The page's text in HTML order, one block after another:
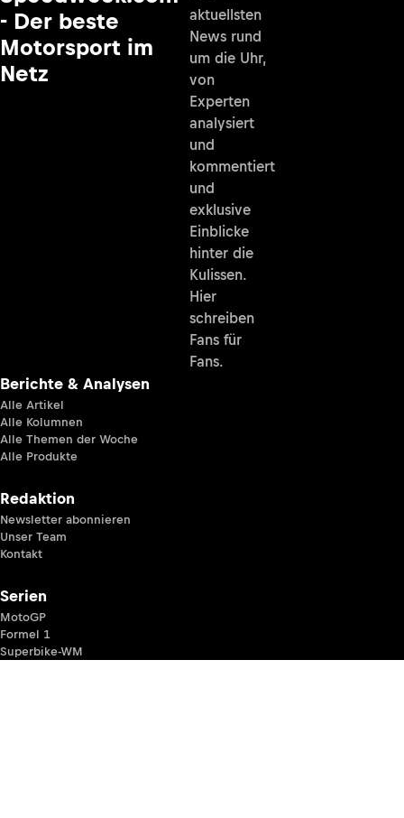
- Der beste
Motorsport im
Netz
aktuellsten
News rund
um die Uhr,
von
Experten
analysiert
und
kommentiert
und
exklusive
Einblicke
hinter die
Kulissen.
Hier
schreiben
Fans für
Fans.
Berichte & Analysen
Alle Artikel
Alle Kolumnen
Alle Themen der Woche
Alle Produkte
Redaktion
Newsletter abonnieren
Unser Team
Kontakt
Serien
MotoGP
Formel 1
Superbike-WM